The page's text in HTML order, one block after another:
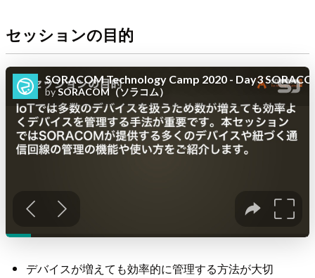
セッションの目的
デバイスが増えても効率的に管理する方法が大切